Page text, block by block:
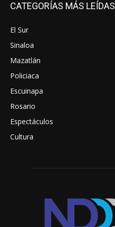
CATEGORÍAS MÁS LEÍDAS
El Sur
Sinaloa
Mazatlán
Policiaca
Escuinapa
Rosario
Espectáculos
Cultura